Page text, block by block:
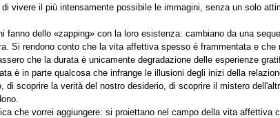
vivere il più intensamente possibile le immagini, senza un solo
fanno dello «zapping» con la loro esistenza: cambiano da una
Si rendono conto che la vita affettiva spesso è frammentata e
che la durata è unicamente degradazione delle esperienze
è in parte qualcosa che infrange le illusioni degli inizi della
di scoprire la verità del nostro desiderio, di scoprire il mistero
che vorrei aggiungere: si proiettano nel campo della vita